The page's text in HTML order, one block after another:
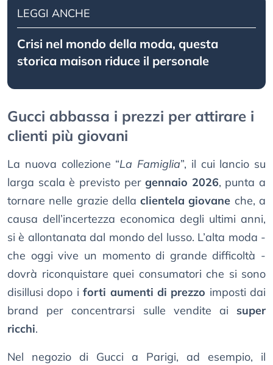
LEGGI ANCHE
Crisi nel mondo della moda, questa
storica maison riduce il personale
Gucci abbassa i prezzi per attirare i
clienti più giovani
La nuova collezione “La Famiglia”, il cui lancio su
larga scala è previsto pergennaio 2026, punta a
tornare nelle grazie dellaclientela giovane che, a
causa dell’incertezza economica degli ultimi anni,
si è allontanata dal mondo del lusso. L’alta moda -
che oggi vive un momento di grande difficoltà -
dovrà riconquistare quei consumatori che si sono
disillusi dopo iforti aumenti di prezzo imposti dai
brand per concentrarsi sulle vendite ai super
ricchi.
Nel negozio di Gucci a Parigi, ad esempio, il